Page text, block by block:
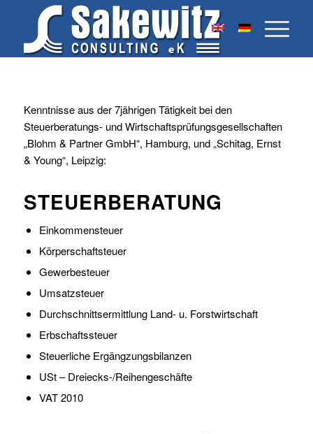
Kenntnisse aus der 7jährigen Tätigkeit bei den
Steuerberatungs- und Wirtschaftsprüfungsgesellschaften
„Blohm & Partner GmbH“, Hamburg, und „Schitag, Ernst
& Young“, Leipzig:
STEUERBERATUNG
Einkommensteuer
Körperschaftsteuer
Gewerbesteuer
Umsatzsteuer
Durchschnittsermittlung Land- u. Forstwirtschaft
Erbschaftssteuer
Steuerliche Ergängzungsbilanzen
USt – Dreiecks-/Reihengeschäfte
VAT 2010